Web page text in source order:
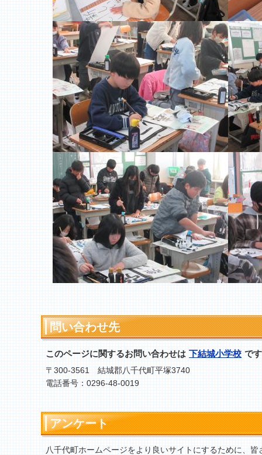
問い合わせ先
このページに関するお問い合わせは 下結城小学校 で
〒300-3561 結城郡八千代町平塚3740
電話番号：0296-48-0019
アンケート
八千代町ホームページをより良いサイトにするために、